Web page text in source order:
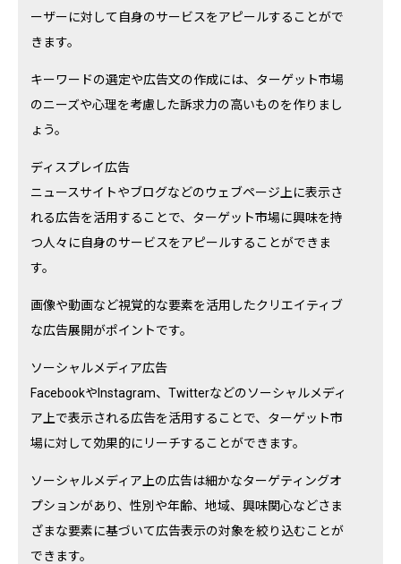
ーザーに対して自身のサービスをアピールすることがで
きます。
キーワードの選定や広告文の作成には、ターゲット市場
のニーズや心理を考慮した訴求力の高いものを作りまし
ょう。
ディスプレイ広告
ニュースサイトやブログなどのウェブページ上に表示さ
れる広告を活用することで、ターゲット市場に興味を持
つ人々に自身のサービスをアピールすることができま
す。
画像や動画など視覚的な要素を活用したクリエイティブ
な広告展開がポイントです。
ソーシャルメディア広告
FacebookやInstagram、Twitterなどのソーシャルメディ
ア上で表示される広告を活用することで、ターゲット市
場に対して効果的にリーチすることができます。
ソーシャルメディア上の広告は細かなターゲティングオ
プションがあり、性別や年齢、地域、興味関心などさま
ざまな要素に基づいて広告表示の対象を絞り込むことが
できます。